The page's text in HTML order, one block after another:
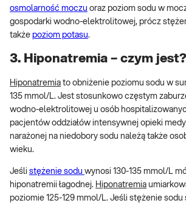
osmolarność moczu oraz poziom sodu w
gospodarki wodno-elektrolitowej, prócz
także poziom potasu.
3. Hiponatremia – czym jest?
Hiponatremia to obniżenie poziomu sodu w
135 mmol/L. Jest stosunkowo częstym
wodno-elektrolitowej u osób
pacjentów oddziałów intensywnej opieki
narażonej na niedobory sodu należą także
wieku.
Jeśli stężenie sodu wynosi 130-135 mmol/L
hiponatremii łagodnej. Hiponatremia
poziomie 125-129 mmol/L. Jeśli stężenie sodu